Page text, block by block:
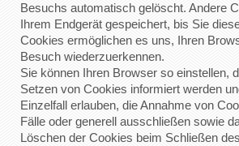
Besuchs automatisch gelöscht. Andere
Ihrem Endgerät gespeichert, bis Sie
Cookies ermöglichen es uns, Ihren
Besuch wiederzuerkennen.
Sie können Ihren Browser so einstellen,
Setzen von Cookies informiert werden
Einzelfall erlauben, die Annahme von
Fälle oder generell ausschließen sowie
Löschen der Cookies beim Schließen